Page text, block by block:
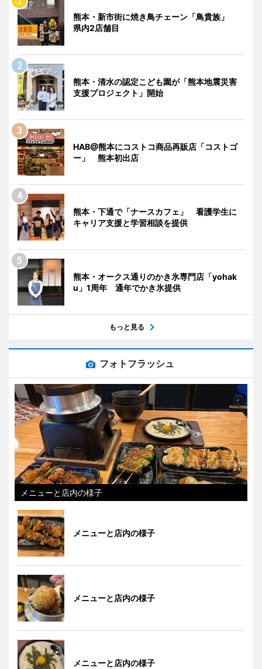
熊本・新市街に焼き鳥チェーン「鳥貴族」
県内2店舗目
熊本・清水の認定こども園が「熊本地震災害
支援プロジェクト」開始
HAB@熊本にコストコ商品再販店「コストゴ
ー」 熊本初出店
熊本・下通で「ナースカフェ」 看護学生に
キャリア支援と学習相談を提供
熊本・オークス通りのかき氷専門店「yohak
u」1周年 通年でかき氷提供
もっと見る
フォトフラッシュ
メニューと店内の様子
メニューと店内の様子
メニューと店内の様子
メニューと店内の様子